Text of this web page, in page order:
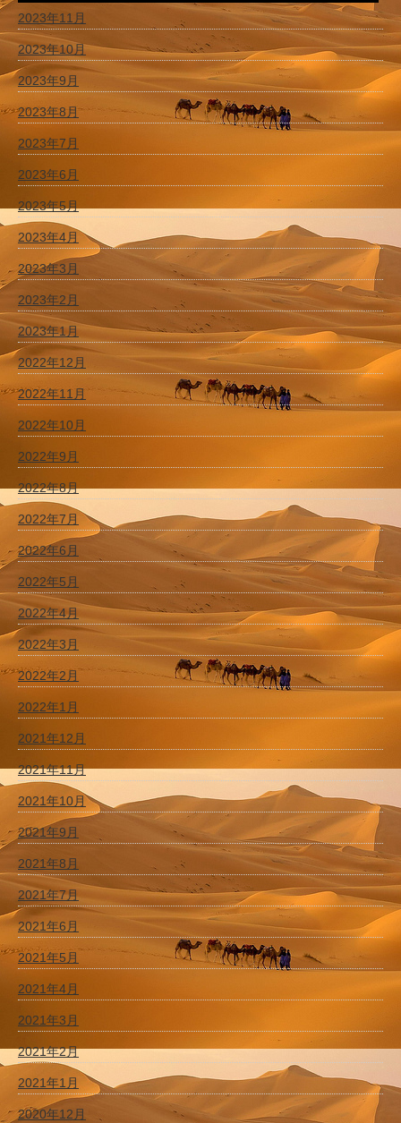
2023年11月
2023年10月
2023年9月
2023年8月
2023年7月
2023年6月
2023年5月
2023年4月
2023年3月
2023年2月
2023年1月
2022年12月
2022年11月
2022年10月
2022年9月
2022年8月
2022年7月
2022年6月
2022年5月
2022年4月
2022年3月
2022年2月
2022年1月
2021年12月
2021年11月
2021年10月
2021年9月
2021年8月
2021年7月
2021年6月
2021年5月
2021年4月
2021年3月
2021年2月
2021年1月
2020年12月